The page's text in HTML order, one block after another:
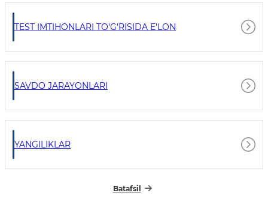
TEST IMTIHONLARI TO'G'RISIDA E'LON
SAVDO JARAYONLARI
YANGILIKLAR
Batafsil